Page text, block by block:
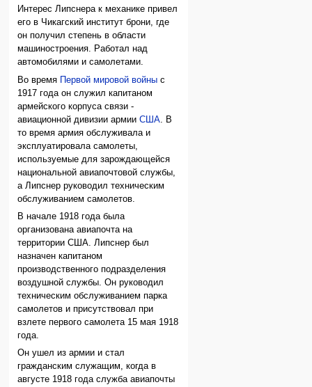
Интерес Липснера к механике привел
его в Чикагский институт брони, где
он получил степень в области
машиностроения. Работал над
автомобилями и самолетами.
Во время Первой мировой войны с
1917 года он служил капитаном
армейского корпуса связи -
авиационной дивизии армииСША . В
то время армия обслуживала и
эксплуатировала самолеты,
используемые для зарождающейся
национальной авиапочтовой службы,
а Липснер руководил техническим
обслуживанием самолетов.
В начале 1918 года была
организована авиапочта на
территории США. Липснер был
назначен капитаном
производственного подразделения
воздушной службы. Он руководил
техническим обслуживанием парка
самолетов и присутствовал при
взлете первого самолета 15 мая 1918
года.
Он ушел из армии и стал
гражданским служащим, когда в
августе 1918 года служба авиапочты